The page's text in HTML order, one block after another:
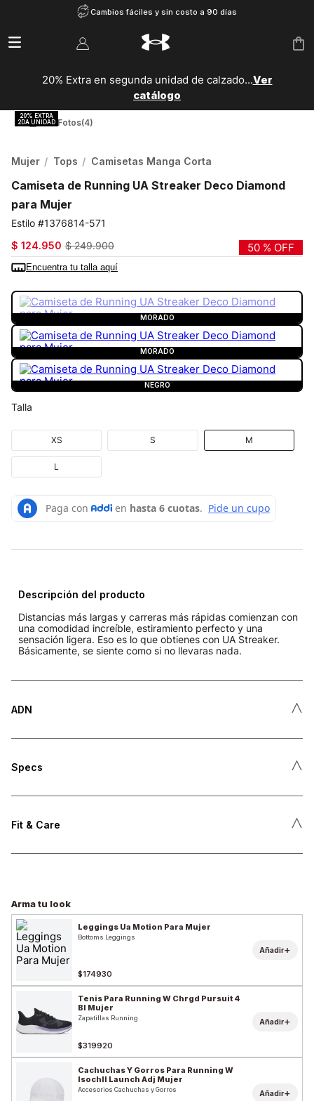
Cambios fáciles y sin costo a 90 días
20% Extra en segunda unidad de calzado...Ver
catálogo
Ver Fotos(4)
Mujer Tops Camisetas Manga Corta
Camiseta de Running UA Streaker Deco Diamond
para Mujer
1376814-571
$ 124.950 $ 249.900 50 % OFF
Encuentra tu talla aquí
MORADO
MORADO
NEGRO
Talla
XS S M
L
Descripción del producto
Distancias más largas y carreras más rápidas comienzan con
una comodidad increíble, estiramiento perfecto y una
sensación ligera. Eso es lo que obtienes con UA Streaker.
Básicamente, se siente como si no llevaras nada.
ADN ˄
Specs ˄
Fit & Care ˄
Arma tu look
Leggings Ua Motion Para Mujer
Bottoms Leggings
$174930
Añadir+
Tenis Para Running W Chrgd Pursuit 4
Bl Mujer
Zapatillas Running
$319920
Añadir+
Cachuchas Y Gorros Para Running W
Isochll Launch Adj Mujer
Accesorios Cachuchas y Gorros Añadir+